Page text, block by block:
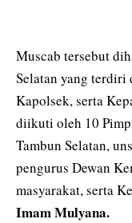
Muscab tersebut
Selatan yang terdiri
Kapolsek, serta
diikuti oleh 10
Tambun Selatan,
pengurus Dewan
masyarakat, serta
Imam Mulyana.